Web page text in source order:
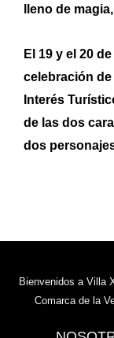
lleno de
El 19 y el 20
celebración
Interés
de las dos
dos
Bienvenidos a Villa
Comarca de la